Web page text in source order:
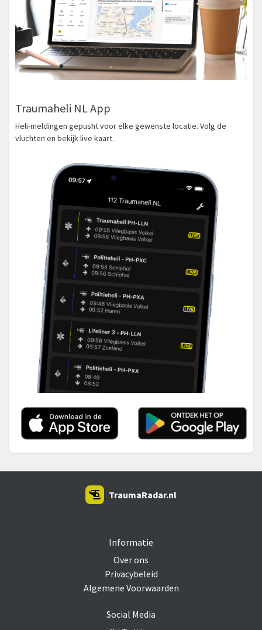
Traumaheli NL App
Heli-meldingen gepusht voor elke gewenste locatie. Volg de
vluchten en bekijk live kaart.
Informatie
Over ons
Privacybeleid
Algemene Voorwaarden
Social Media
TraumaRadar.nl